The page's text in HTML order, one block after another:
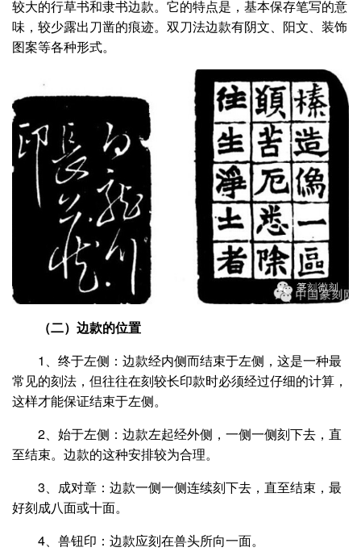
较大的行草书和隶书边款。它的特点是，基本保存笔写的意
味，较少露出刀凿的痕迹。双刀法边款有阴文、阳文、装饰
图案等各种形式。
（二）边款的位置
1、终于左侧：边款经内侧而结束于左侧，这是一种最
常见的刻法，但往往在刻较长印款时必须经过仔细的计算，
这样才能保证结束于左侧。
2、始于左侧：边款左起经外侧，一侧一侧刻下去，直
至结束。边款的这种安排较为合理。
3、成对章：边款一侧一侧连续刻下去，直至结束，最
好刻成八面或十面。
4、兽钮印：边款应刻在兽头所向一面。